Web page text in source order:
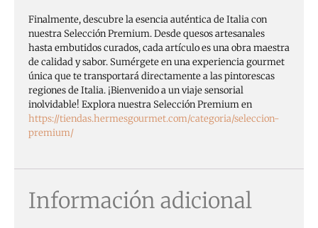
Finalmente, descubre la esencia auténtica de Italia con
nuestra Selección Premium. Desde quesos artesanales
hasta embutidos curados, cada artículo es una obra maestra
de calidad y sabor. Sumérgete en una experiencia gourmet
única que te transportará directamente a las pintorescas
regiones de Italia. ¡Bienvenido a un viaje sensorial
inolvidable! Explora nuestra Selección Premium en
https://tiendas.hermesgourmet.com/categoria/seleccion-
premium/
Información adicional